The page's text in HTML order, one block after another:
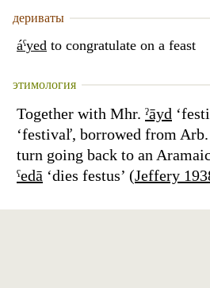
дериваты
áˁyed to congratulate on a feast
этимология
Together with Mhr. ˀāyd
‘festivaľ, borrowed from Arb.
turn going back to an
ˁedā ‘dies festus’ (Jeffery